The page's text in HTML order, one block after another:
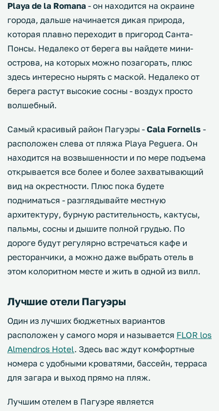
Playa de la Romana- он находится на окраине
города, дальше начинается дикая природа,
которая плавно переходит в пригород Санта-
Понсы. Недалеко от берега вы найдете мини-
острова, на которых можно позагорать, плюс
здесь интересно нырять с маской. Недалеко от
берега растут высокие сосны - воздух просто
волшебный.
Самый красивый район Пагуэры -Cala Fornells -
расположен слева от пляжа Playa Peguera. Он
находится на возвышенности и по мере подъема
открывается все более и более захватывающий
вид на окрестности. Плюс пока будете
подниматься - разглядывайте местную
архитектуру, бурную растительность, кактусы,
пальмы, сосны и дышите полной грудью. По
дороге будут регулярно встречаться кафе и
ресторанчики, а можно даже выбрать отель в
этом колоритном месте и жить в одной из вилл.
Лучшие отели Пагуэры
Один из лучших бюджетных вариантов
расположен у самого моря и называется FLOR los
Almendros Hotel. Здесь вас ждут комфортные
номера с удобными кроватями, бассейн, терраса
для загара и выход прямо на пляж.
Лучшим отелем в Пагуэре является